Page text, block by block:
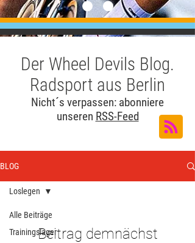
Der Wheel Devils Blog.
Radsport aus Berlin
Nicht´s verpassen: abonniere
unseren RSS-Feed
BLOG
Alle Beiträge
Trainingslager
Loslegen
Beitrag demnächst